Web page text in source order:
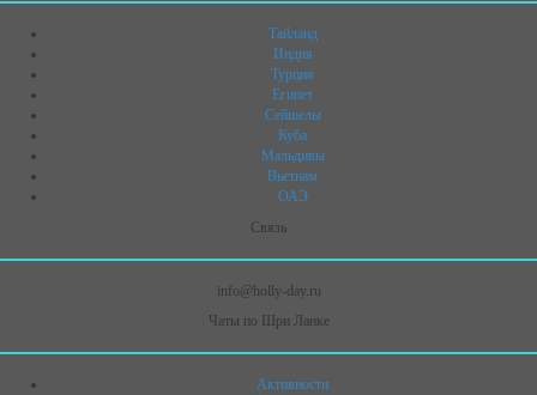
Тайланд
Индия
Турция
Египет
Сейшелы
Куба
Мальдивы
Вьетнам
ОАЭ
Связь
info@holly-day.ru
Чаты по Шри Ланке
Активности